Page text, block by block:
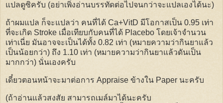
แปลดูซิครับ (อย่าเพิ่งอ่านบรรทัดต่อไปจนกว่าจะแปลเองได้นะ)
ถ้าผมแปล ก็จะแปลว่า คนที่ได้ Ca+VitD มีโอกาสเป็น 0.95 เท่า
ที่จะเกิด Stroke เมื่อเทียบกับคนที่ได้ Placebo โดยเจ้าจำนวน
เท่าเนี่ย มันอาจจะเป็นได้ทั้ง 0.82 เท่า (หมายความว่ากินยาแล้ว
เป็นน้อยกว่า) ถึง 1.10 เท่า (หมายความว่ากินยาแล้วดันเป็น
มากกว่า) นั่นเองครับ
เดี๋ยวตอนหน้าจะมาต่อการ Appraise ข้างใน Paper นะครับ
(ถ้าอ่านแล้วสงสัย สามารถเมล์มาได้นะครับ